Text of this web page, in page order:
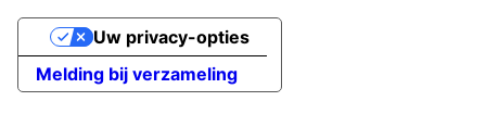
Melding bij verzameling
Uw privacy-opties